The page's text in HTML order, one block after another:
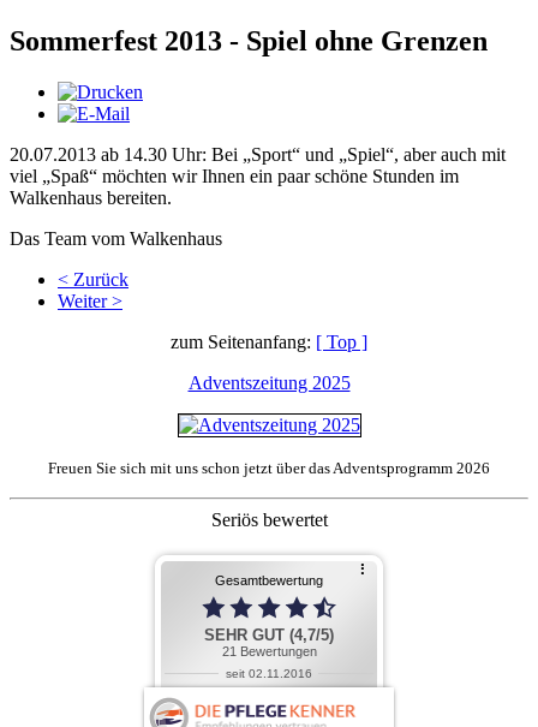
Sommerfest 2013 - Spiel ohne Grenzen
20.07.2013 ab 14.30 Uhr: Bei „Sport“ und „Spiel“, aber auch mit
viel „Spaß“ möchten wir Ihnen ein paar schöne Stunden im
Walkenhaus bereiten.
Das Team vom Walkenhaus
< Zurück
Weiter >
zum Seitenanfang: [ Top ]
Adventszeitung 2025
Freuen Sie sich mit uns schon jetzt über das Adventsprogramm 2026
Seriös bewertet